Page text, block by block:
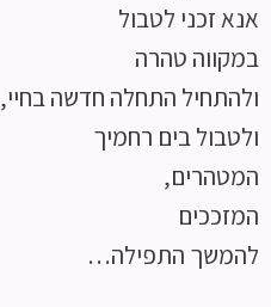
אנא זכני לטבול
במקווה טהרה
ולהתחיל התחלה חדשה בחיי,
ולטבול בים רחמיך
המטהרים,
המזככים
להמשך התפילה…